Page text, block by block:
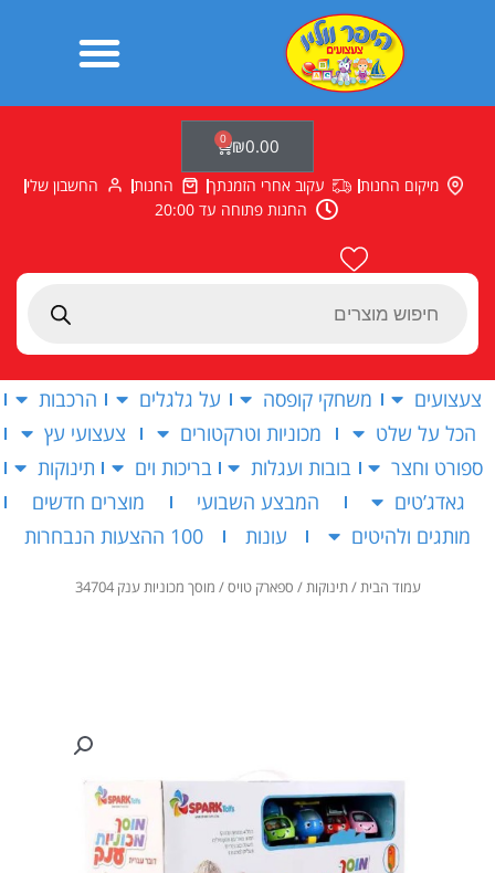
Products
₪0.00
0
עגלת
קניות
מיקום החנות עקוב אחרי הזמנתך החנות
החשבון שלי
החנות פתוחה עד 20:00
צעצועים משחקי קופסה על גלגלים
הרכבות
הכל על שלט
מכוניות וטרקטורים
צעצועי עץ
ספורט וחצר
בובות ועגלות בריכות וים
תינוקות
גאדג’טים
המבצע השבועי
מוצרים חדשים
מותגים ולהיטים
עונות 100 ההצעות הנבחרות
עמוד הבית/תינוקות/ ספארק טויס/ מוסך מכוניות ענק 34704